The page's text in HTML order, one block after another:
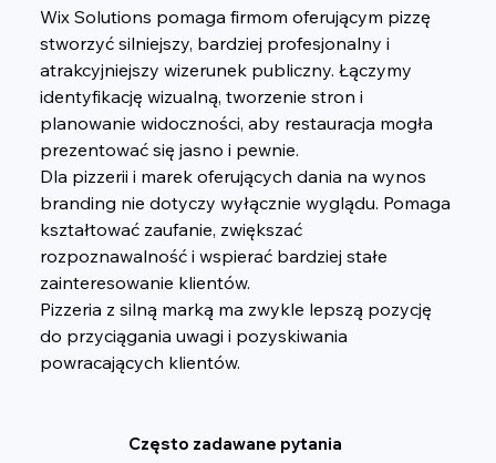
Wix Solutions pomaga firmom oferującym pizzę
stworzyć silniejszy, bardziej profesjonalny i
atrakcyjniejszy wizerunek publiczny. Łączymy
identyfikację wizualną, tworzenie stron i
planowanie widoczności, aby restauracja mogła
prezentować się jasno i pewnie.
Dla pizzerii i marek oferujących dania na wynos
branding nie dotyczy wyłącznie wyglądu. Pomaga
kształtować zaufanie, zwiększać
rozpoznawalność i wspierać bardziej stałe
zainteresowanie klientów.
Pizzeria z silną marką ma zwykle lepszą pozycję
do przyciągania uwagi i pozyskiwania
powracających klientów.
Często zadawane pytania